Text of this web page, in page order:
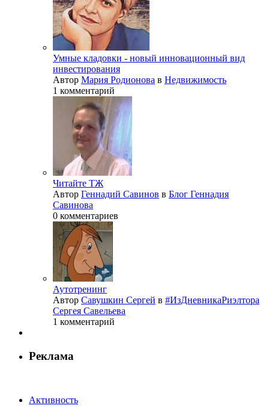
Умные кладовки - новый инновационный вид
инвестирования
Автор Мария Родионова в Недвижимость
1 комментарий
Читайте ТЖ
Автор Геннадий Савинов в Блог Геннадия
Савинова
0 комментариев
Аутотренинг
Автор Савушкин Сергей в #ИзДневникаРиэлтора
Сергея Савельева
1 комментарий
Реклама
Активность